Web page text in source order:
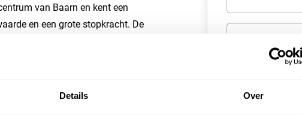
Details Over
van Baarn en kent een
en een grote stopkracht. De
heb je voldoende natuurlijk daglicht in
(Vereist)